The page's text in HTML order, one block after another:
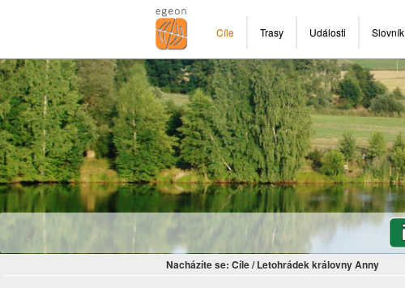
Cíle Trasy Události Slovník
Nacházíte se: Cíle/ Letohrádek královny Anny